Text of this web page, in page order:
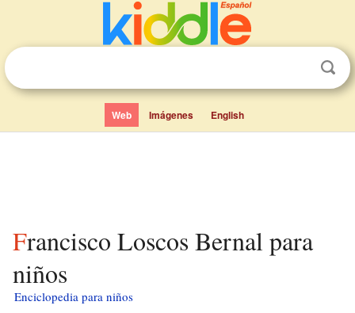
Web Imágenes English
Francisco Loscos Bernal para
niños
Enciclopedia para niños